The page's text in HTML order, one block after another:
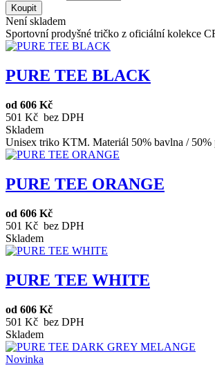
Koupit
Není skladem
Sportovní prodyšné tričko z oficiální kolekce
PURE TEE BLACK
od 606 Kč
501 Kč bez DPH
Skladem
Unisex triko KTM. Materiál 50% bavlna / 50%
PURE TEE ORANGE
od 606 Kč
501 Kč bez DPH
Skladem
PURE TEE WHITE
od 606 Kč
501 Kč bez DPH
Skladem
Novinka